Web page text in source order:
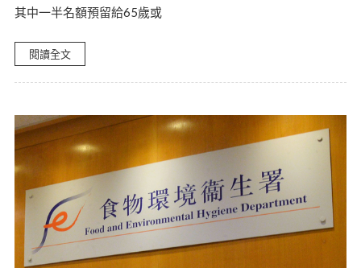
其中一半名額預留給65歲或
閱讀全文